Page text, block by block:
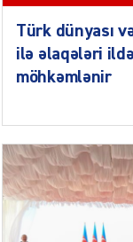
Türk dünyası
ilə əlaqələri
möhkəmlənir